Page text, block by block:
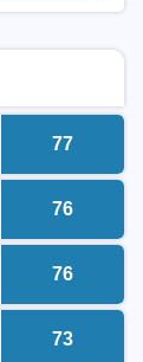
Liczba
77
Liczba
76
Liczba
76
Liczba
73